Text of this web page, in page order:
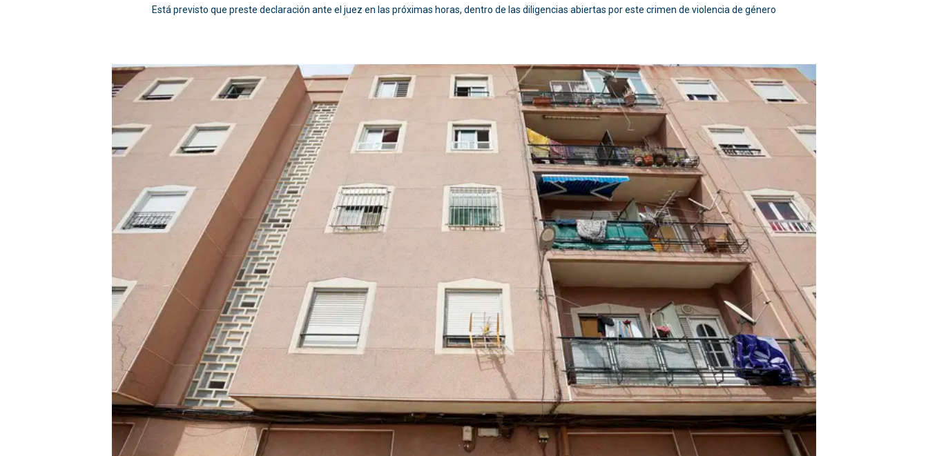
Está previsto que preste declaración ante el juez en las próximas horas, dentro de las diligencias abiertas por este crimen de violencia de género